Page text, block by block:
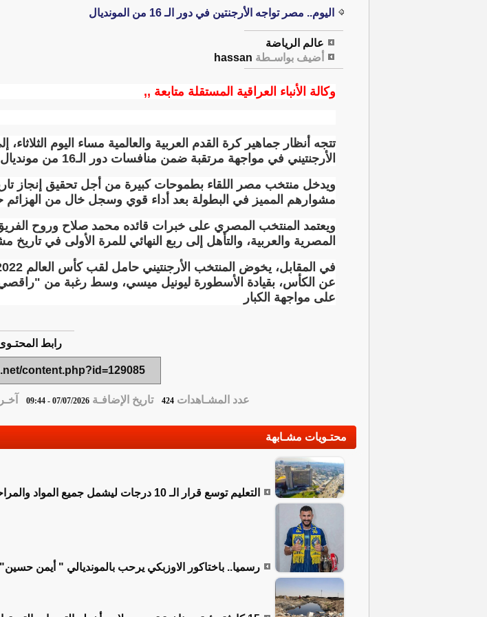
اليوم.. مصر تواجه الأرجنتين في دور الـ 16 من المونديال
عالم الرياضة
أضيف بواسـطة hassan
وكالة الأنباء العراقية المستقلة متابعة ,,
تتجه أنظار جماهير كرة القدم العربية والعالمية مساء اليوم
الأرجنتيني في مواجهة مرتقبة ضمن منافسات دور الـ16 من مونديال 2026
ويدخل منتخب مصر اللقاء بطموحات كبيرة من أجل تحقيق إنجاز
مشوارهم المميز في البطولة بعد أداء قوي وسجل خال من الهزائم
ويعتمد المنتخب المصري على خبرات قائده محمد صلاح وروح
المصرية والعربية، والتأهل إلى ربع النهائي للمرة الأولى في تاريخ
عن الكأس، بقيادة الأسطورة ليونيل ميسي، وسط رغبة من
على مواجهة الكبار
رابط
content.php?id=129085
عدد المشـاهدات424 تاريخ الإضافـة07/07/2026 - 09:44
محتـويات مشـابهة
التعليم توسع قرار الـ 10 درجات ليشمل جميع المواد والمراحل الدراسية
رسميا.. باختاكور الاوزبكي يرحب بالمونديالي " أيمن